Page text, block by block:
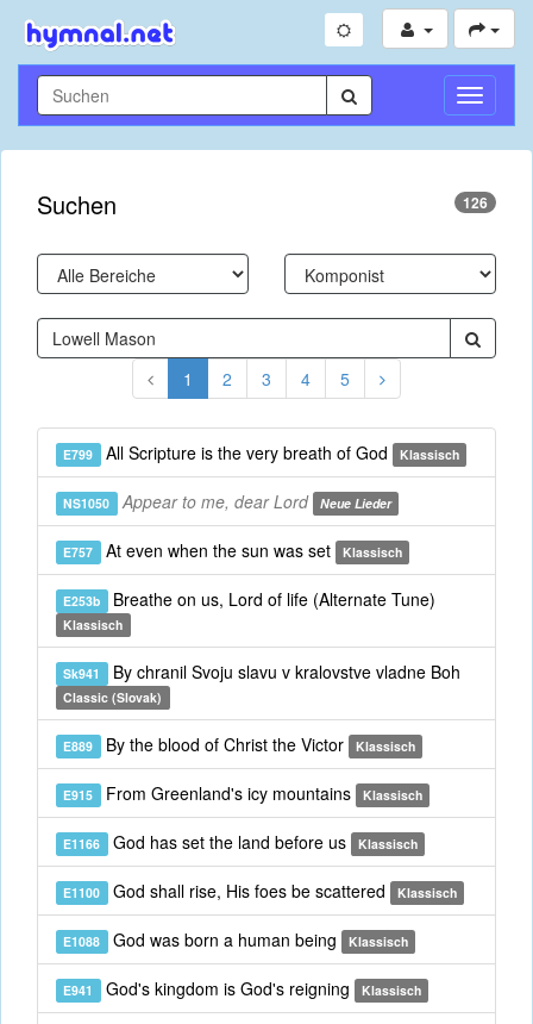
Suchen 126
1 2 3 4 5
E799 All Scripture is the very breath of God Klassisch
NS1050 Appear to me, dear Lord Neue Lieder
E757 At even when the sun was set Klassisch
E253b Breathe on us, Lord of life (Alternate Tune)
Klassisch
Sk941 By chranil Svoju slavu v kralovstve vladne Boh
Classic (Slovak)
E889 By the blood of Christ the Victor Klassisch
E915 From Greenland's icy mountains Klassisch
E1166 God has set the land before us Klassisch
E1100 God shall rise, His foes be scattered Klassisch
E1088 God was born a human being Klassisch
E941 God's kingdom is God's reigning Klassisch